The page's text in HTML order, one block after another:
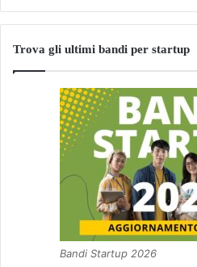
Trova gli ultimi bandi per startup
Bandi Startup 2026